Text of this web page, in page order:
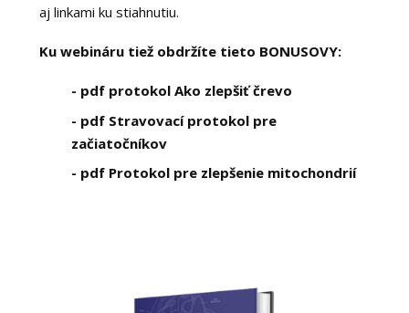
aj linkami ku stiahnutiu.
Ku webináru tiež obdržíte tieto BONUSOVY:
- pdf protokol Ako zlepšiť črevo
- pdf Stravovací protokol pre
začiatočníkov
- pdf Protokol pre zlepšenie mitochondrií